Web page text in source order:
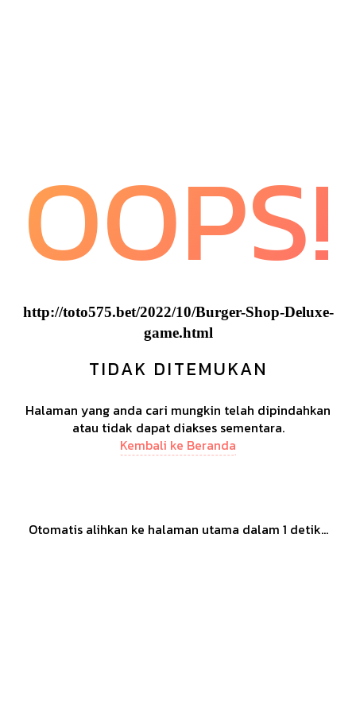
OOPS!
http://toto575.bet/2022/10/Burger-Shop-Deluxe-
game.html
TIDAK DITEMUKAN
Halaman yang anda cari mungkin telah dipindahkan
atau tidak dapat diakses sementara.
Kembali ke Beranda
Otomatis alihkan ke halaman utama dalam 1 detik...